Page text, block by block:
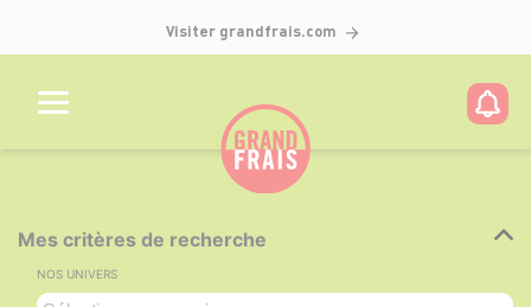
Visiter grandfrais.com
Mes critères de recherche
NOS UNIVERS